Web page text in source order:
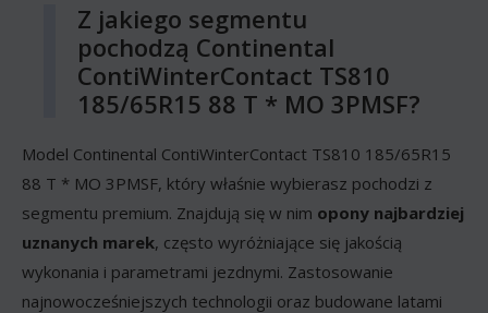
Z jakiego segmentu
pochodzą Continental
ContiWinterContact TS810
185/65R15 88 T * MO 3PMSF?
Model Continental ContiWinterContact TS810 185/65R15
88 T * MO 3PMSF, który właśnie wybierasz pochodzi z
segmentu premium. Znajdują się w nim opony najbardziej
uznanych marek, często wyróżniające się jakością
wykonania i parametrami jezdnymi. Zastosowanie
najnowocześniejszych technologii oraz budowane latami